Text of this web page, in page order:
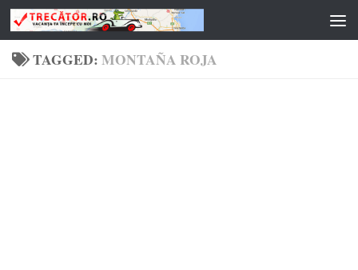
Skip to content
TAGGED:MONTAÑA ROJA